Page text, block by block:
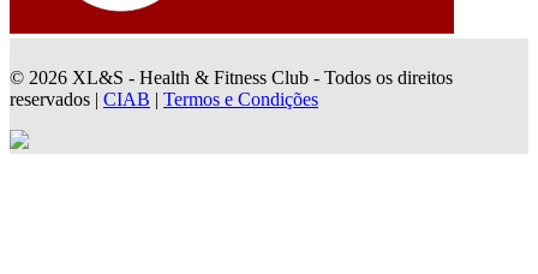
© 2026 XL&S - Health & Fitness Club - Todos os direitos
reservados | CIAB | Termos e Condições